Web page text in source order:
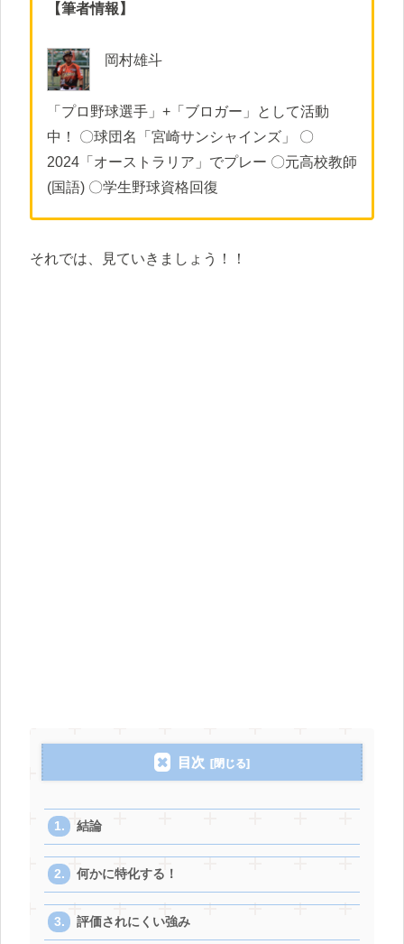
【筆者情報】
岡村雄斗
「プロ野球選手」+「ブロガー」として活動
中！ 〇球団名「宮崎サンシャインズ」 〇
2024「オーストラリア」でプレー 〇元高校教師
(国語) 〇学生野球資格回復
それでは、見ていきましょう！！
目次
結論
何かに特化する！
評価されにくい強み